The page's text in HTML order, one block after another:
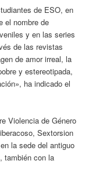
de ESO, en
el nombre de
y en las series
de las revistas
de amor irreal, la
y estereotipada,
ha indicado el
Violencia de Género
Sextorsion
la sede del antiguo
también con la